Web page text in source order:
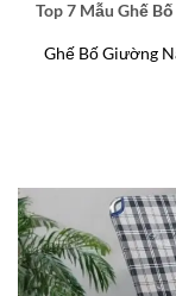
Top 7 Mẫu Ghế
Ghế Bố Giường